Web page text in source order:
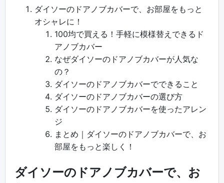
ダイソーのドアノブカバーで、お部屋をもっと
オシャレに！
100均で買える！手軽に模様替えできるド
アノブカバー
なぜダイソーのドアノブカバーが人気な
の？
ダイソーのドアノブカバーでできること
ダイソーのドアノブカバーの選び方
ダイソーのドアノブカバーを使ったアレン
ジ
まとめ｜ダイソーのドアノブカバーで、お
部屋をもっと楽しく！
ダイソーのドアノブカバーで、お